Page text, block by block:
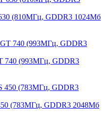
(810МГц, GDDR3 1024Мб
740 (993МГц, GDDR3
(783МГц, GDDR3 2048Мб